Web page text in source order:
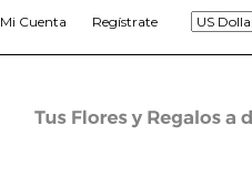
Mi Cuenta Regístrate